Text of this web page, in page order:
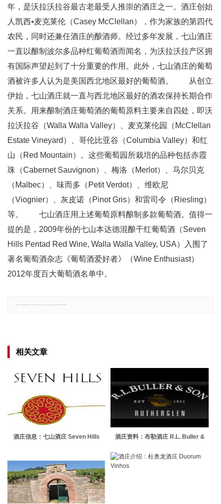
年，是沃拉沃拉谷最古老最受人推崇的酒庄之一。酒庄创始
人凯西•麦克莱伦（Casey McClellan），作为家族的第四代
农民，同时还兼任酒庄的酿酒师。经过多年发展，七山酒庄
一直以酿制波尔多品种红葡萄酒而闻名，为沃拉沃拉产区拥
有国际声望起到了十分重要的作用。此外，七山酒庄的葡萄
酒被许多人认为是美国西北地区最好的葡萄酒。 从创立
伊始，七山酒庄就一直与西北地区最好的酒农保持长期合作
关系。用来酿制酒庄葡萄酒的葡萄原料主要来自四处，即沃
拉沃拉谷（Walla Walla Valley）、麦克莱伦园（McClellan
Estate Vineyard）、哥伦比亚谷（Columbia Valley）和红
山（Red Mountain）。这些葡萄园所栽培的品种包括赤霞
珠（Cabernet Sauvignon）、梅洛（Merlot）、马尔贝克
（Malbec）、味而多（Petit Verdot）、维欧尼
（Viognier）、灰皮诺（Pinot Gris）和雷司令（Riesling）
等。 七山酒庄用上述葡萄原料酿制多款葡萄酒。值得一
提的是，2009年份的七山本达德混酿干红葡萄酒（Seven
Hills Pentad Red Wine, Walla Walla Valley, USA）入围了
著名葡萄酒杂志《葡萄酒爱好者》（Wine Enthusiast）
2012年度百大葡萄酒名单中。
相关文章
酒庄信息：七山酒庄 Seven Hills
酒庄资料：布勒酒庄 R.L. Buller &